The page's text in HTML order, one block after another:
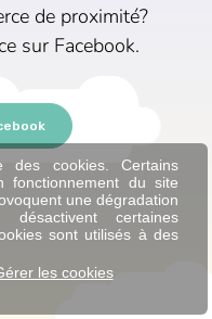
de proximité?
sur Facebook.
des cookies. Certains
fonctionnement du site
une dégradation
certaines
sont utilisés à des
les cookies